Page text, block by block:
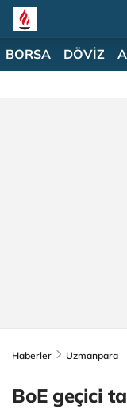
BORSA DÖVİZ
Haberler Uzmanpara
BoE geçici